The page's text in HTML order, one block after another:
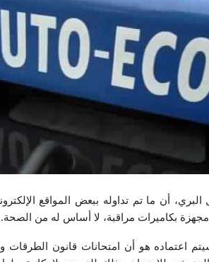
البري، أن ما تم تداوله ببعض المواقع
بكاميرات مراقبة، لا أساس له من الصحة.
اعتماده هو أن امتحانات قانون